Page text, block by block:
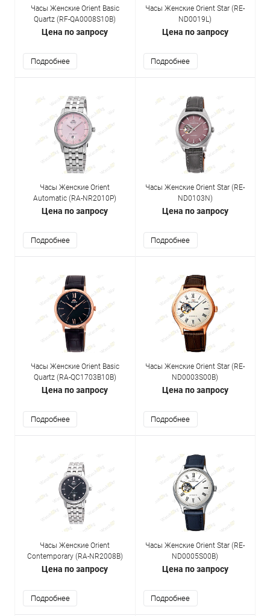
Часы Женские Orient Basic
Quartz (RF-QA0008S10B)
Цена по запросу
Подробнее
Часы Женские Orient Star (RE-
ND0019L)
Цена по запросу
Подробнее
Часы Женские Orient
Automatic (RA-NR2010P)
Цена по запросу
Подробнее
Часы Женские Orient Star (RE-
ND0103N)
Цена по запросу
Подробнее
Часы Женские Orient Basic
Quartz (RA-QC1703B10B)
Цена по запросу
Подробнее
Часы Женские Orient Star (RE-
ND0003S00B)
Цена по запросу
Подробнее
Часы Женские Orient
Contemporary (RA-NR2008B)
Цена по запросу
Подробнее
Часы Женские Orient Star (RE-
ND0005S00B)
Цена по запросу
Подробнее